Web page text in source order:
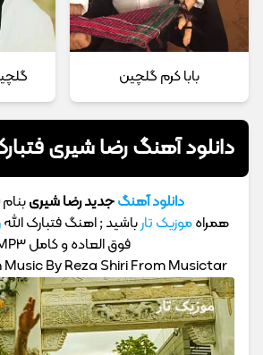
بابا کرم گلچین
دانلود آهنگ رضا شیری
دانلود آهنگجدید رضا شیریبنام
همراهموزیک تارباشید ; اهنگ فتبارک الله
فوق العاده و کامل MP3
By Reza Shiri From Musictar